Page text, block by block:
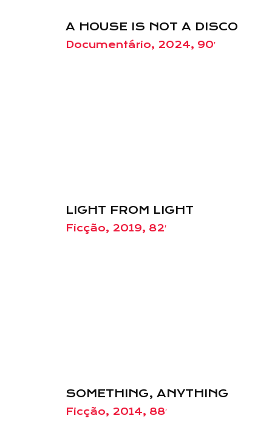
A HOUSE IS NOT A DISCO
Documentário, 2024, 90′
LIGHT FROM LIGHT
Ficção, 2019, 82′
SOMETHING, ANYTHING
Ficção, 2014, 88′